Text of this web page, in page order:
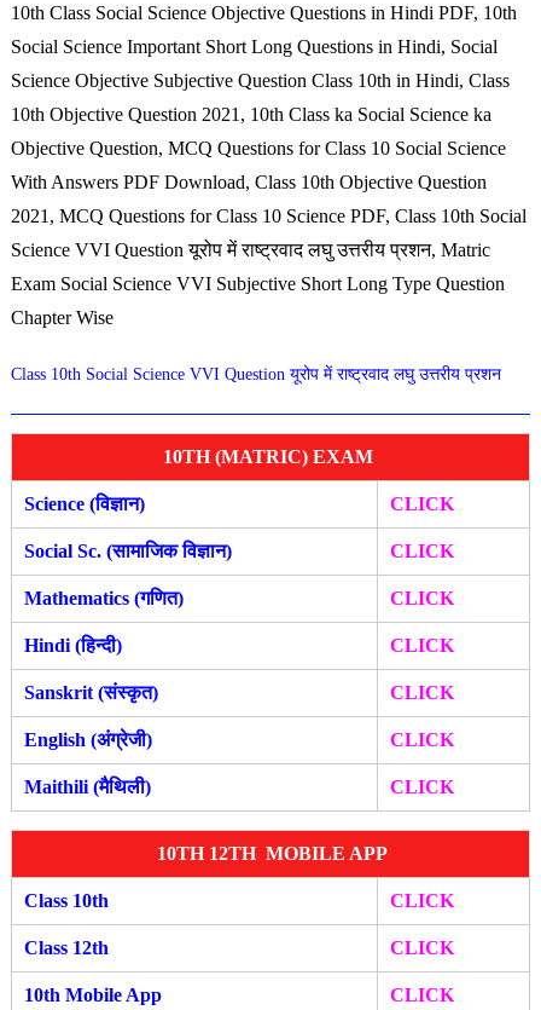
10th Class Social Science Objective Questions in Hindi PDF, 10th
Social Science Important Short Long Questions in Hindi, Social
Science Objective Subjective Question Class 10th in Hindi, Class
10th Objective Question 2021, 10th Class ka Social Science ka
Objective Question, MCQ Questions for Class 10 Social Science
With Answers PDF Download, Class 10th Objective Question
2021, MCQ Questions for Class 10 Science PDF, Class 10th Social
Science VVI Question यूरोप में राष्ट्रवाद लघु उत्तरीय प्रशन, Matric
Exam Social Science VVI Subjective Short Long Type Question
Chapter Wise
Class 10th Social Science VVI Question यूरोप में राष्ट्रवाद लघु उत्तरीय प्रशन
10TH (MATRIC) EXAM
Science (विज्ञान) CLICK
Social Sc. (सामाजिक विज्ञान) CLICK
Mathematics (गणित) CLICK
Hindi (हिन्दी) CLICK
Sanskrit (संस्कृत) CLICK
English (अंग्रेजी) CLICK
Maithili (मैथिली) CLICK
10TH 12TH MOBILE APP
Class 10th CLICK
Class 12th CLICK
10th Mobile App CLICK